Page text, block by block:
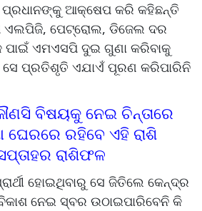
ପ୍ରଧାନଙ୍କୁ ଆକ୍ଷେପ କରି କହିଛନ୍ତି
ଏଲପିଜି, ପେଟ୍ରୋଲ, ଡିଜେଲ ଦର
ପାଇଁ ଏମଏସପି ଦୁଇ ଗୁଣା କରିବାକୁ
ସେ ପ୍ରତିଶୃତି ଏଯାଏଁ ପୂରଣ କରିପାରିନି
ବିଷୟକୁ ନେଇ ଚିନ୍ତାରେ
ଘେରରେ ରହିବେ ଏହି ରାଶି
ରାଶିଫଳ
ହୋଇଥିବାରୁ ସେ ଜିତିଲେ କେନ୍ଦ୍ର
ନେଇ ସ୍ବର ଉଠାଇପାରିବେନି କି